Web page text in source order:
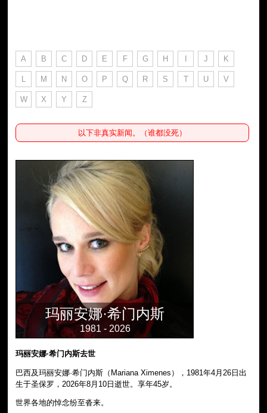
A B C D E F G H I J K
L M N O P Q R S T U V
W X Y Z
以下非真实新闻。（谁都没死）
玛丽安娜·希门内斯
1981 - 2026
玛丽安娜·希门内斯去世
巴西及玛丽安娜·希门内斯（Mariana Ximenes），1981年4月26日出
生于圣保罗，2026年8月10日逝世。享年45岁。
世界各地的悼念纷至沓来。